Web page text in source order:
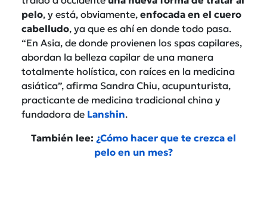
pelo, y está, obviamente, enfocada en el cuero
cabelludo, ya que es ahí en donde todo pasa.
“En Asia, de donde provienen los spas capilares,
abordan la belleza capilar de una manera
totalmente holística, con raíces en la medicina
asiática”, afirma Sandra Chiu, acupunturista,
practicante de medicina tradicional china y
fundadora de Lanshin.
También lee: ¿Cómo hacer que te crezca el
pelo en un mes?